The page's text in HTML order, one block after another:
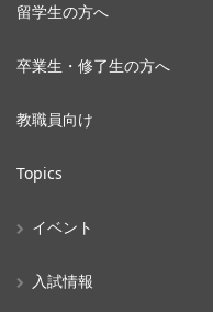
留学生の方へ
卒業生・修了生の方へ
教職員向け
Topics
イベント
入試情報